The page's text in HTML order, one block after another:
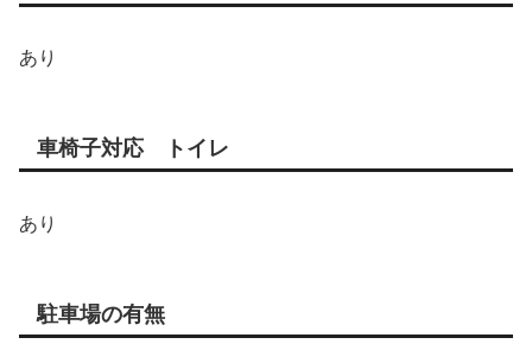
あり
車椅子対応 トイレ
あり
駐車場の有無